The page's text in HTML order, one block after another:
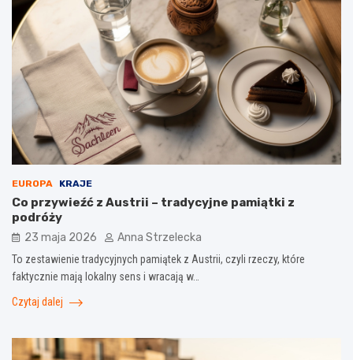
EUROPA KRAJE
Co przywieźć z Austrii – tradycyjne pamiątki z
podróży
23 maja 2026 Anna Strzelecka
To zestawienie tradycyjnych pamiątek z Austrii, czyli rzeczy, które
faktycznie mają lokalny sens i wracają w…
Czytaj dalej